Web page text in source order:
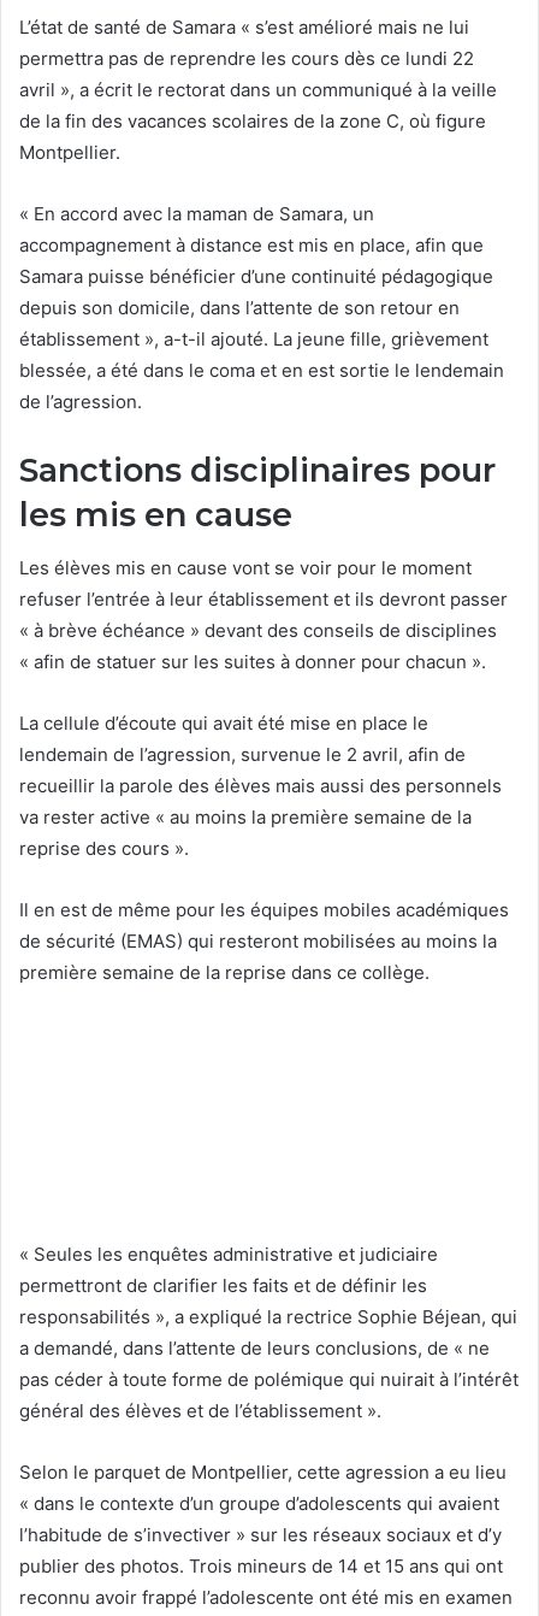
L’état de santé de Samara « s’est amélioré mais ne lui
permettra pas de reprendre les cours dès ce lundi 22
avril », a écrit le rectorat dans un communiqué à la veille
de la fin des vacances scolaires de la zone C, où figure
Montpellier.
« En accord avec la maman de Samara, un
accompagnement à distance est mis en place, afin que
Samara puisse bénéficier d’une continuité pédagogique
depuis son domicile, dans l’attente de son retour en
établissement », a-t-il ajouté. La jeune fille, grièvement
blessée, a été dans le coma et en est sortie le lendemain
de l’agression.
Sanctions disciplinaires pour
les mis en cause
Les élèves mis en cause vont se voir pour le moment
refuser l’entrée à leur établissement et ils devront passer
« à brève échéance » devant des conseils de disciplines
« afin de statuer sur les suites à donner pour chacun ».
La cellule d’écoute qui avait été mise en place le
lendemain de l’agression, survenue le 2 avril, afin de
recueillir la parole des élèves mais aussi des personnels
va rester active « au moins la première semaine de la
reprise des cours ».
Il en est de même pour les équipes mobiles académiques
de sécurité (EMAS) qui resteront mobilisées au moins la
première semaine de la reprise dans ce collège.
« Seules les enquêtes administrative et judiciaire
permettront de clarifier les faits et de définir les
responsabilités », a expliqué la rectrice Sophie Béjean, qui
a demandé, dans l’attente de leurs conclusions, de « ne
pas céder à toute forme de polémique qui nuirait à l’intérêt
général des élèves et de l’établissement ».
Selon le parquet de Montpellier, cette agression a eu lieu
« dans le contexte d’un groupe d’adolescents qui avaient
l’habitude de s’invectiver » sur les réseaux sociaux et d’y
publier des photos. Trois mineurs de 14 et 15 ans qui ont
reconnu avoir frappé l’adolescente ont été mis en examen